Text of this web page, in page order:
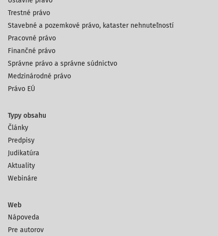
Trestné právo
Stavebné a pozemkové právo, kataster nehnuteľností
Pracovné právo
Finančné právo
Správne právo a správne súdnictvo
Medzinárodné právo
Právo EÚ
Typy obsahu
Články
Predpisy
Judikatúra
Aktuality
Webináre
Web
Nápoveda
Pre autorov